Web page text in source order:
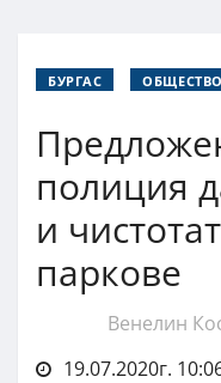
БУРГАС ОБЩЕСТВО
полиция
и
паркове
Венелин
19.07.2020г.